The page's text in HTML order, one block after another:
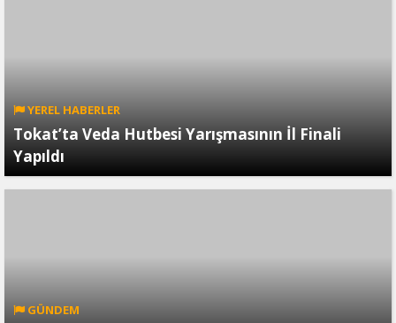
YEREL HABERLER
Tokat’ta Veda Hutbesi Yarışmasının İl Finali
Yapıldı
GÜNDEM